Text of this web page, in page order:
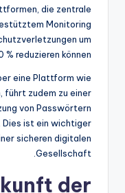
die zentrale
Monitoring
um
% reduzieren können.
eine Plattform wie
führt zudem zu einer
von Passwörtern
Dies ist ein wichtiger
sicheren digitalen
Gesellschaft.
der